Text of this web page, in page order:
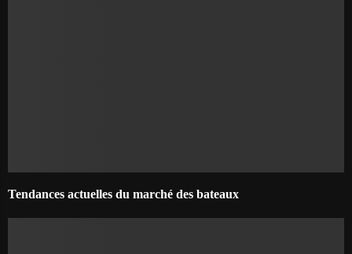
Tendances actuelles du marché des bateaux